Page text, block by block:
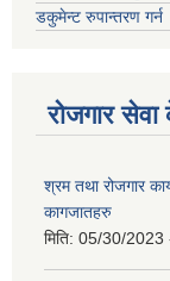
डकुमेन्ट रुपान्तरण गर्न
रोजगार सेवा
श्रम तथा रोजगार
कागजातहरु
मिति: 05/30/2023